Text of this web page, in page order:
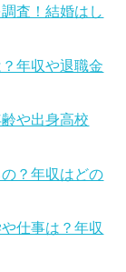
査！結婚はし
年収や退職金
や出身高校
？年収はどの
仕事は？年収